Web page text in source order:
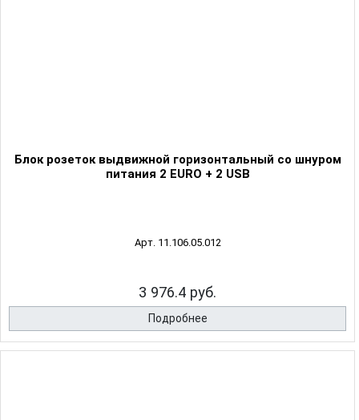
Блок розеток выдвижной горизонтальный со шнуром
питания 2 EURO + 2 USB
Арт. 11.106.05.012
3 976.4 руб.
Подробнее